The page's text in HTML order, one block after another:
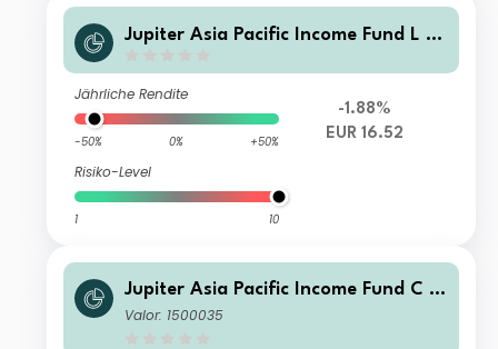
Jupiter Asia Pacific Income Fund L E
Jährliche Rendite
-50% 0% +50%
Risiko-Level
1 10
-1.88%
EUR 16.52
Jupiter Asia Pacific Income Fund C U
SD Acc
Valor: 1500035